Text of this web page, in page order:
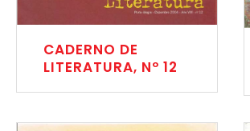
CADERNO DE
LITERATURA, Nº 12